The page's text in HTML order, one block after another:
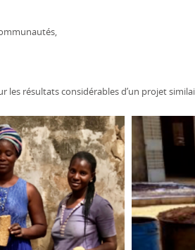
les résultats considérables d’un projet